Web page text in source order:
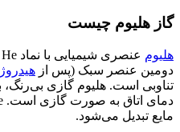
گاز هلیوم چیست
هلیوم
دومین عنصر سبک (پس از
تناوبی است. هلیوم گازی
مایع تبدیل می‌شود.